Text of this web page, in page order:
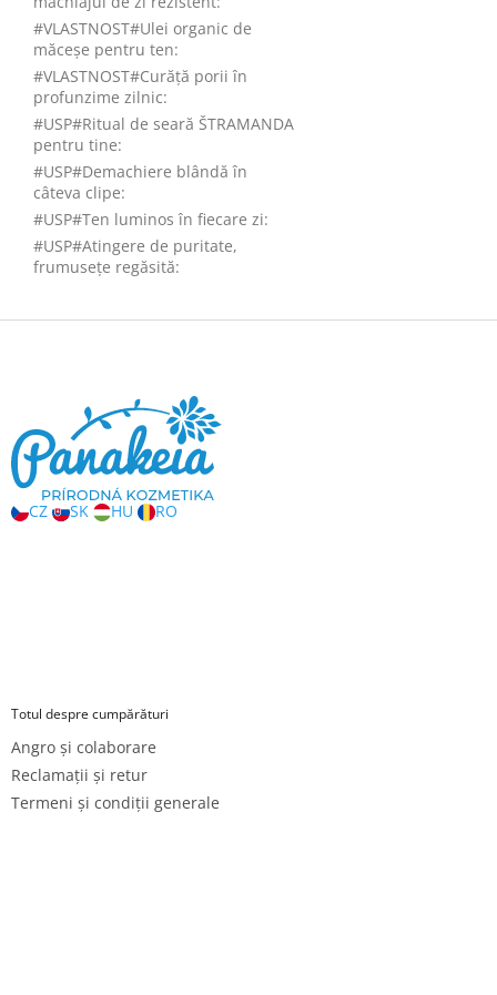
#VLASTNOST#Ulei organic de
măceșe pentru ten:
#VLASTNOST#Curăță porii în
profunzime zilnic:
#USP#Ritual de seară ŠTRAMANDA
pentru tine:
#USP#Demachiere blândă în
câteva clipe:
#USP#Ten luminos în fiecare zi:
#USP#Atingere de puritate,
frumusețe regăsită:
S
CZ SK HU RO
Totul despre cumpărături
Angro și colaborare
Reclamații și retur
Termeni și condiții generale